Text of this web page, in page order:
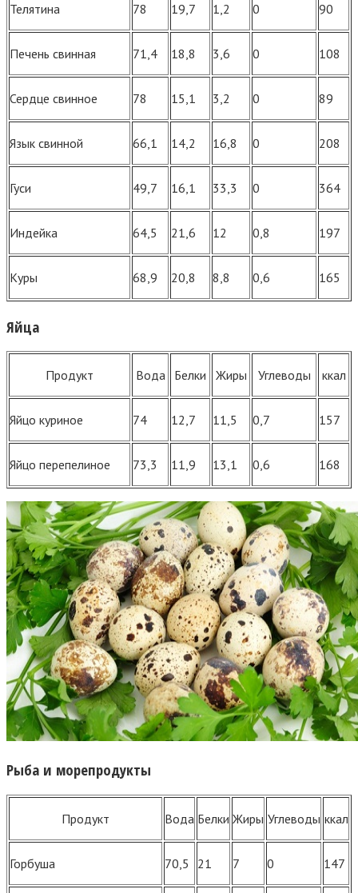
Телятина 78 19,7 1,2 0 90
Печень свинная 71,4 18,8 3,6 0 108
Сердце свинное 78 15,1 3,2 0 89
Язык свинной 66,1 14,2 16,8 0 208
Гуси 49,7 16,1 33,3 0 364
Индейка 64,5 21,6 12 0,8 197
Куры 68,9 20,8 8,8 0,6 165
Яйца
Продукт Вода Белки Жиры Углеводы ккал
Яйцо куриное 74 12,7 11,5 0,7 157
Яйцо перепелиное 73,3 11,9 13,1 0,6 168
Рыба и морепродукты
Продукт Вода Белки Жиры Углеводы ккал
Горбуша 70,5 21 7 0 147